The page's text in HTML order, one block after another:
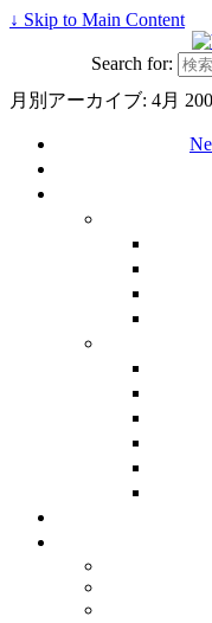
↓ Skip to Main Content
Search for:
月別アーカイブ: 4月